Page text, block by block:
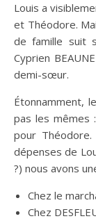
Louis a
et Théodore.
de famille suit
Cyprien
demi-sœur.
Étonnamment,
pas les mêmes
pour
dépenses de
?) nous avons
Chez le
Chez